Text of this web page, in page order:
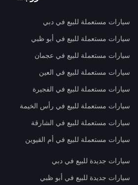
سيارات مستعملة للبيع في دبي
سيارات مستعملة للبيع في أبو ظبي
سيارات مستعملة للبيع في عجمان
سيارات مستعملة للبيع في العين
سيارات مستعملة للبيع في الفجيرة
سيارات مستعملة للبيع في رأس الخيمة
سيارات مستعملة للبيع في الشارقة
سيارات مستعملة للبيع في أم القيوين
سيارات جديدة للبيع في دبي
سيارات جديدة للبيع في أبو ظبي